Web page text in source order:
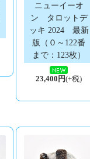
ニューイーオ
ン タロットデ
ッキ 2024 最新
版（０～122番
まで：123枚）
23,400円(+税)